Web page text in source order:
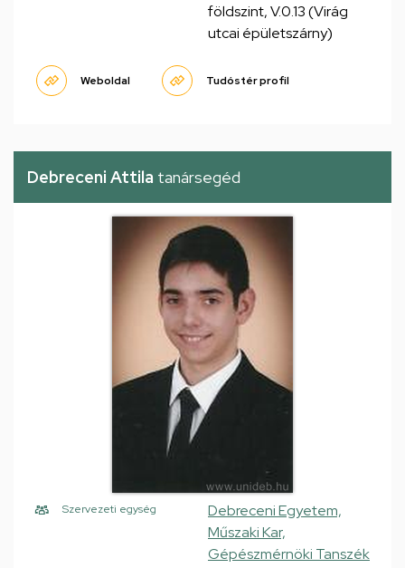
földszint, V.0.13 (Virág
utcai épületszárny)
Weboldal Tudóstér profil
Debreceni Attila tanársegéd
Szervezeti egység
Debreceni Egyetem,
Műszaki Kar,
Gépészmérnöki Tanszék